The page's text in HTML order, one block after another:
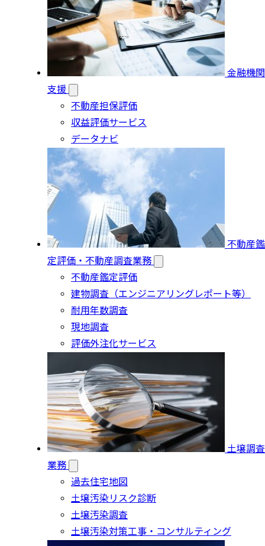
金融機関
支援
不動産担保評価
収益評価サービス
データナビ
不動産鑑
定評価・不動産調査業務
不動産鑑定評価
建物調査（エンジニアリングレポート等）
耐用年数調査
現地調査
評価外注化サービス
土壌調査
業務
過去住宅地図
土壌汚染リスク診断
土壌汚染調査
土壌汚染対策工事・コンサルティング